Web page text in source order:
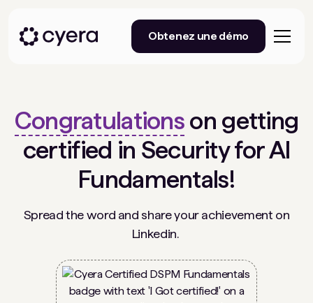
Obtenez une démo
Congratulationson getting
certified in Security for AI
Fundamentals!
Spread the word and share your achievement on
Linkedin.